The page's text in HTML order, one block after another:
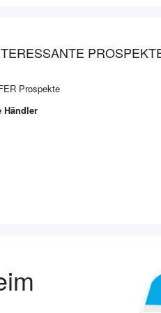
Prospekte
Händler